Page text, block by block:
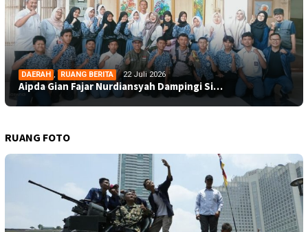
DAERAH , RUANG BERITA 22 Juli 2026
Aipda Gian Fajar Nurdiansyah Dampingi Si…
RUANG FOTO